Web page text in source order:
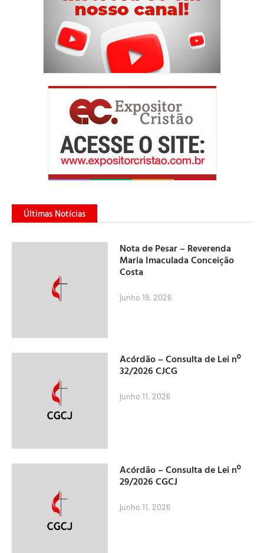
Últimas Notícias
Nota de Pesar – Reverenda
Maria Imaculada Conceição
Costa
junho 19, 2026
Acórdão – Consulta de Lei nº
32/2026 CJCG
junho 11, 2026
Acórdão – Consulta de Lei nº
29/2026 CGCJ
junho 11, 2026